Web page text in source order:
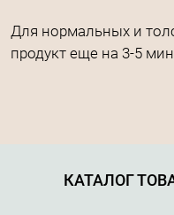
Для нормальных и
продукт еще на 3-5
КАТАЛОГ